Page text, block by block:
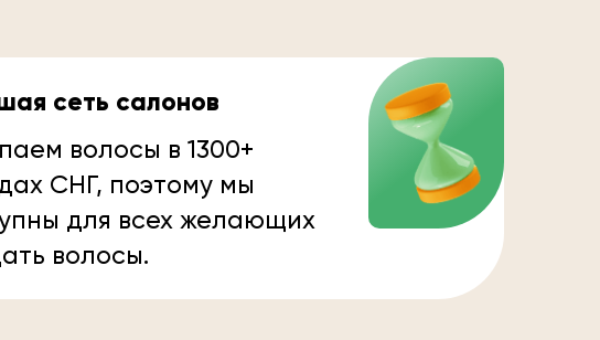
сеть салонов
волосы в 1300+
СНГ, поэтому мы
для всех желающих
волосы.